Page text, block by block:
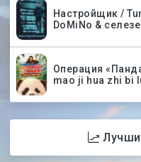
Настройщик /
DoMiNo &
Операция
mao ji hua zhi bi